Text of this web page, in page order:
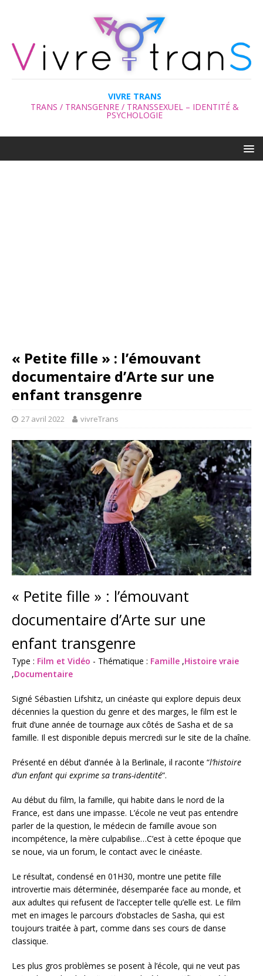
VIVRE TRANS
TRANS / TRANSGENRE / TRANSSEXUEL – IDENTITÉ &
PSYCHOLOGIE
« Petite fille » : l’émouvant
documentaire d’Arte sur une
enfant transgenre
27 avril 2022 vivreTrans
« Petite fille » : l’émouvant
documentaire d’Arte sur une
enfant transgenre
Type : Film et Vidéo - Thématique : Famille ,Histoire vraie
,Documentaire
Signé Sébastien Lifshitz, un cinéaste qui explore depuis deux
décennies la question du genre et des marges, le film est le
fruit d’une année de tournage aux côtés de Sasha et de sa
famille. Il est disponible depuis mercredi sur le site de la chaîne.
Présenté en début d’année à la Berlinale, il raconte “l’histoire
d’un enfant qui exprime sa trans-identité“.
Au début du film, la famille, qui habite dans le nord de la
France, est dans une impasse. L’école ne veut pas entendre
parler de la question, le médecin de famille avoue son
incompétence, la mère culpabilise…C’est à cette époque que
se noue, via un forum, le contact avec le cinéaste.
Le résultat, condensé en 01H30, montre une petite fille
introvertie mais déterminée, désemparée face au monde, et
aux adultes qui refusent de l’accepter telle qu’elle est. Le film
met en images le parcours d’obstacles de Sasha, qui est
toujours traitée à part, comme dans ses cours de danse
classique.
Les plus gros problèmes se posent à l’école, qui ne veut pas